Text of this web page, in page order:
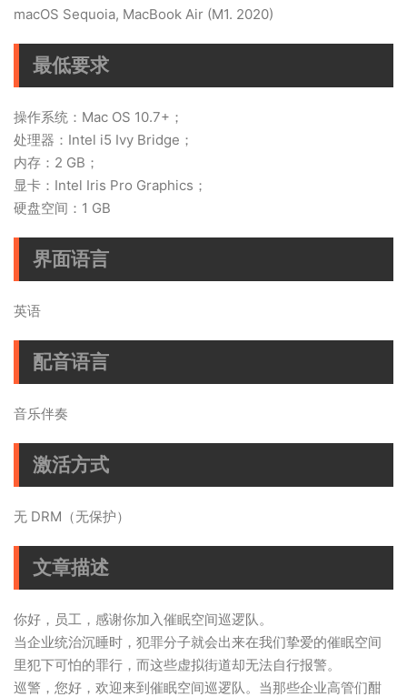
macOS Sequoia, MacBook Air (M1. 2020)
最低要求
操作系统：Mac OS 10.7+；
处理器：Intel i5 Ivy Bridge；
内存：2 GB；
显卡：Intel Iris Pro Graphics；
硬盘空间：1 GB
界面语言
英语
配音语言
音乐伴奏
激活方式
无 DRM（无保护）
文章描述
你好，员工，感谢你加入催眠空间巡逻队。
当企业统治沉睡时，犯罪分子就会出来在我们挚爱的催眠空间
里犯下可怕的罪行，而这些虚拟街道却无法自行报警。
巡警，您好，欢迎来到催眠空间巡逻队。当那些企业高管们酣